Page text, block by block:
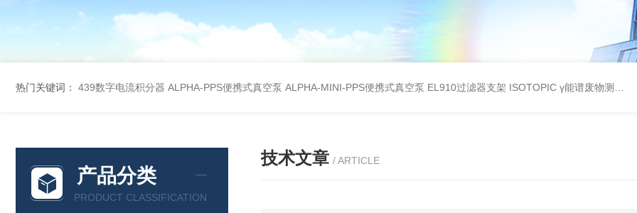
热门关键词： 439数字电流积分器 ALPHA-PPS便携式真空泵 ALPHA-MINI-PPS便携式真空泵 EL910过滤器支架 ISOTOPIC γ能谱废物测定
产品分类
PRODUCT CLASSIFICATION
技术文章 / ARTICLE